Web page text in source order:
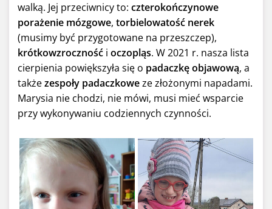
walką. Jej przeciwnicy to: czterokończynowe
porażenie mózgowe, torbielowatość nerek
(musimy być przygotowane na przeszczep),
krótkowzroczność i oczopląs. W 2021 r. nasza lista
cierpienia powiększyła się o padaczkę objawową, a
takżezespoły padaczkoweze złożonymi napadami.
Marysia nie chodzi, nie mówi, musi mieć wsparcie
przy wykonywaniu codziennych czynności.